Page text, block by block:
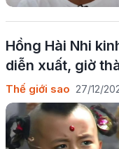
Hồng Hài Nhi
diễn xuất, giờ
Thế giới sao 27/12/